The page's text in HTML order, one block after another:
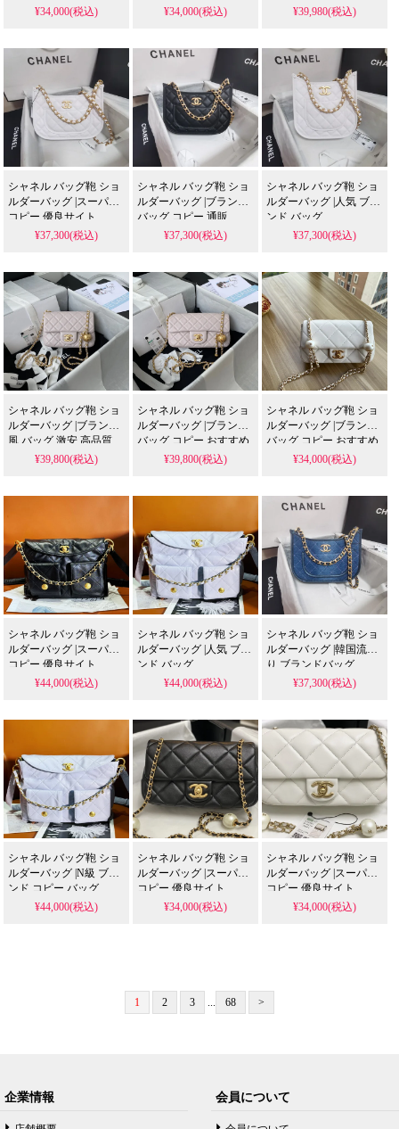
¥34,000(税込)
¥34,000(税込)
¥39,980(税込)
シャネル バッグ鞄 ショ
ルダーバッグ |スーパー
コピー 優良サイト
¥37,300(税込)
シャネル バッグ鞄 ショ
ルダーバッグ |ブランド
バッグ コピー 通販
¥37,300(税込)
シャネル バッグ鞄 ショ
ルダーバッグ |人気 ブラ
ンド バッグ
¥37,300(税込)
シャネル バッグ鞄 ショ
ルダーバッグ |ブランド
風 バッグ 激安 高品質
¥39,800(税込)
シャネル バッグ鞄 ショ
ルダーバッグ |ブランド
バッグ コピー おすすめ
¥39,800(税込)
シャネル バッグ鞄 ショ
ルダーバッグ |ブランド
バッグ コピー おすすめ
¥34,000(税込)
シャネル バッグ鞄 ショ
ルダーバッグ |スーパー
コピー 優良サイト
¥44,000(税込)
シャネル バッグ鞄 ショ
ルダーバッグ |人気 ブラ
ンド バッグ
¥44,000(税込)
シャネル バッグ鞄 ショ
ルダーバッグ |韓国流行
り ブランドバッグ
¥37,300(税込)
シャネル バッグ鞄 ショ
ルダーバッグ |N級 ブラ
ンド コピー バッグ
¥44,000(税込)
シャネル バッグ鞄 ショ
ルダーバッグ |スーパー
コピー 優良サイト
¥34,000(税込)
シャネル バッグ鞄 ショ
ルダーバッグ |スーパー
コピー 優良サイト
¥34,000(税込)
1 2 3 ... 68 >
企業情報 会員について